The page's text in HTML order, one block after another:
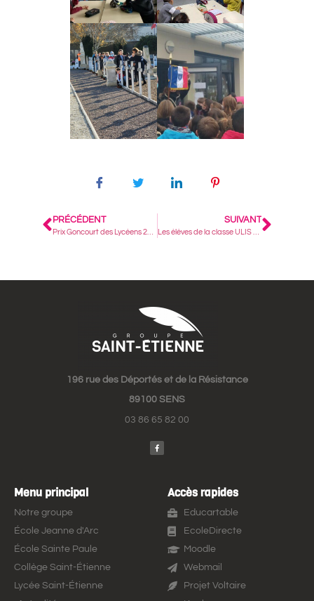
PRÉCÉDENT SUIVANT
196 rue des Déportés et de la Résistance
89100 SENS
03 86 65 82 00
Menu principal
Notre groupe
École Jeanne d'Arc
École Sainte Paule
Collège Saint-Étienne
Lycée Saint-Étienne
Accès rapides
Educartable
EcoleDirecte
Moodle
Webmail
Projet Voltaire